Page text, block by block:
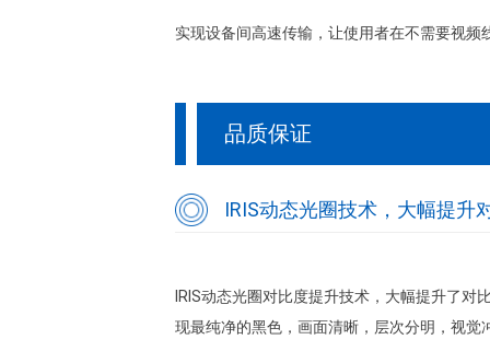
实现设备间高速传输，让使用者在不需要视
品质保证
IRIS动态光圈技术，大幅提升
IRIS动态光圈对比度提升技术，大幅提升了对
现最纯净的黑色，画面清晰，层次分明，视